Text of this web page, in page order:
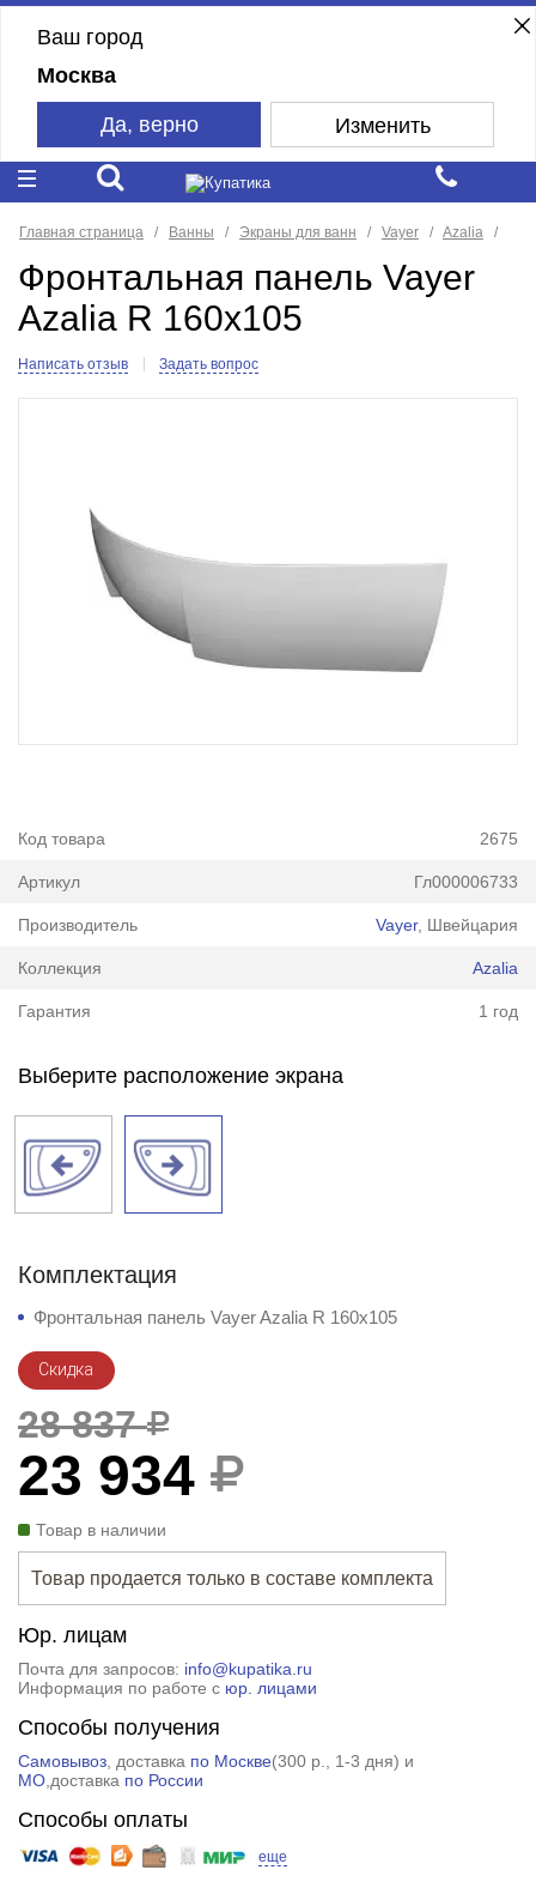
Ваш город
Москва
Да, верно Изменить
Главная страница Ванны Экраны для ванн Vayer Azalia
Фронтальная панель Vayer
Azalia R 160x105
Написать отзыв Задать вопрос
Код товара 2675
Артикул Гл000006733
Производитель Vayer, Швейцария
Коллекция Azalia
Гарантия 1 год
Выберите расположение экрана
Комплектация
Фронтальная панель Vayer Azalia R 160x105
Скидка
28 837
23 934
Товар в наличии
Товар продается только в составе комплекта
Юр. лицам
Почта для запросов: info@kupatika.ru
Информация по работе с юр. лицами
Способы получения
Самовывоз, доставка по Москве(300 р.
, 1-3 дня) и
МО,доставка по России
Способы оплаты
еще